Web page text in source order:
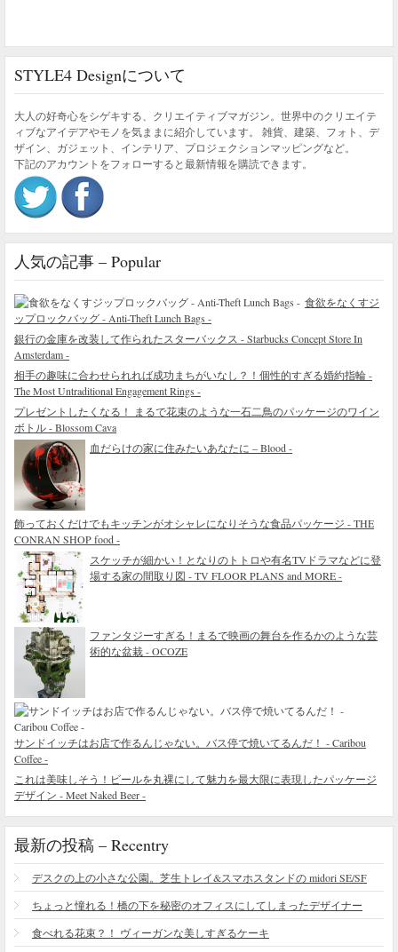
STYLE4 Designについて
大人の好奇心をシゲキする、クリエイティブマガジン。世界中のクリエイテ
ィブなアイデアやモノを気ままに紹介しています。 雑貨、建築、フォト、デ
ザイン、ガジェット、インテリア、プロジェクションマッピングなど。
下記のアカウントをフォローすると最新情報を購読できます。
人気の記事 – Popular
食欲をなくすジ
ップロックバッグ - Anti-Theft Lunch Bags -
銀行の金庫を改装して作られたスターバックス - Starbucks Concept Store In
Amsterdam -
相手の趣味に合わせられれば成功まちがいなし？！個性的すぎる婚約指輪 -
The Most Untraditional Engagement Rings -
プレゼントしたくなる！ まるで花束のような一石二鳥のパッケージのワイン
ボトル - Blossom Cava
血だらけの家に住みたいあなたに – Blood -
飾っておくだけでもキッチンがオシャレになりそうな食品パッケージ - THE
CONRAN SHOP food -
スケッチが細かい！となりのトトロや有名TVドラマなどに登
場する家の間取り図 - TV FLOOR PLANS and MORE -
ファンタジーすぎる！まるで映画の舞台を作るかのような芸
術的な盆栽 - OCOZE
サンドイッチはお店で作るんじゃない。バス停で焼いてるんだ！ - Caribou
Coffee -
これは美味しそう！ビールを丸裸にして魅力を最大限に表現したパッケージ
デザイン - Meet Naked Beer -
最新の投稿 – Recentry
デスクの上の小さな公園。芝生トレイ&スマホスタンドの midori SE/SF
ちょっと憧れる！橋の下を秘密のオフィスにしてしまったデザイナー
食べれる花束？！ ヴィーガンな美しすぎるケーキ